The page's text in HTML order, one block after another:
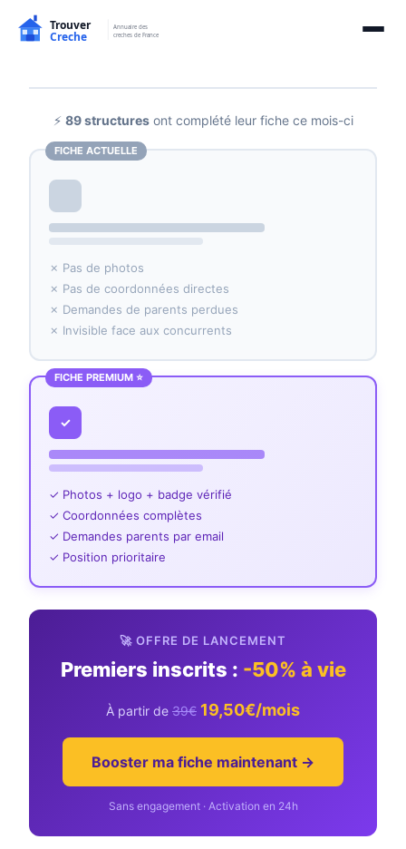
⚡ 89 structuresont complété leur fiche ce mois-ci
FICHE ACTUELLE
✗ Pas de photos
✗ Pas de coordonnées directes
✗ Demandes de parents perdues
✗ Invisible face aux concurrents
FICHE PREMIUM ⭐
✓
✓ Photos + logo + badge vérifié
✓ Coordonnées complètes
✓ Demandes parents par email
✓ Position prioritaire
🚀 OFFRE DE LANCEMENT
Premiers inscrits : -50% à vie
À partir de 39€ 19,50€/mois
Booster ma fiche maintenant →
Sans engagement · Activation en 24h